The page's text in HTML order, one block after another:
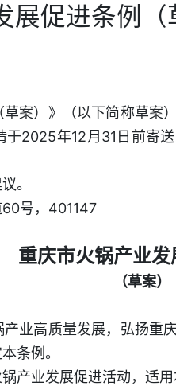
展促进条例
草案）》（以下简称草
2025年12月31日前寄
。
号，401147
重庆市火锅产业发
（草案）
业高质量发展，弘扬重
条例。
产业发展促进活动，适用